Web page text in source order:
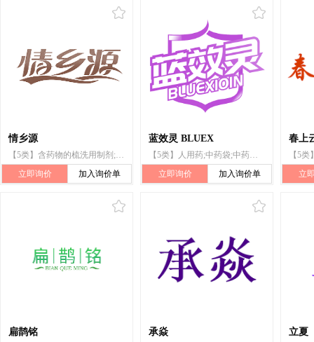
情乡源
【5类】含药物的梳洗用制剂;中药材;厕所除臭剂;蚊香;中药袋
立即询价
加入询价单
蓝效灵 BLUEX
【5类】人用药;中药袋;中药成药;卫生消毒剂;贴剂;膏剂;厕所除臭剂;卫生巾
立即询价
加入询价单
春上
立
扁鹊铭 承焱 立夏